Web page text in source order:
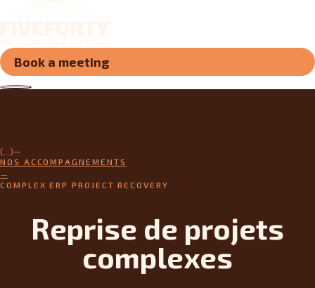
Book a meeting
(...)
NOS ACCOMPAGNEMENTS
COMPLEX ERP PROJECT RECOVERY
Reprise de projets
complexes